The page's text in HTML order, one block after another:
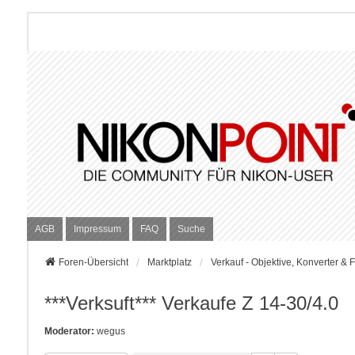
AGB Impressum FAQ Suche
Foren-Übersicht Marktplatz Verkauf - Objektive, Konverter &
***Verksuft*** Verkaufe Z 14-30/4.0
Moderator: wegus